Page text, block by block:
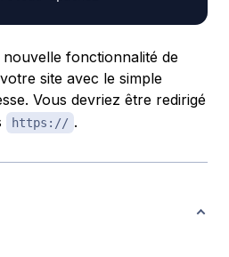
fonctionnalité de
site avec le simple
Vous devriez être redirigé
https:// .